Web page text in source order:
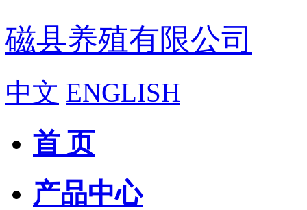
磁县养殖有限公司
中文 ENGLISH
首 页
产品中心